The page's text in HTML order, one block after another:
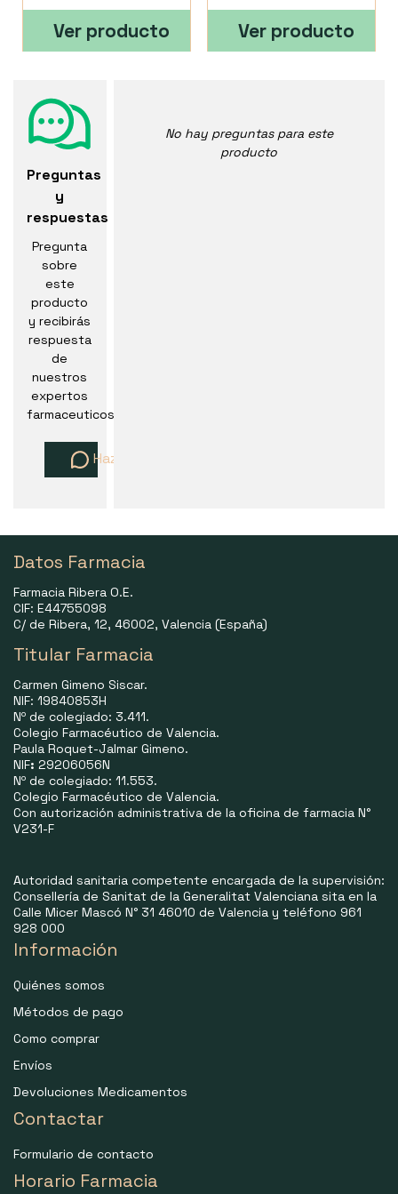
Ver producto Ver producto
Preguntas
y
respuestas
Pregunta
sobre
este
producto
y recibirás
respuesta
de
nuestros
expertos
farmaceuticos
Haz una pregunta
No hay preguntas para este
producto
Datos Farmacia
Farmacia Ribera O.E.
CIF: E44755098
C/ de Ribera, 12, 46002, Valencia (España)
Titular Farmacia
Carmen Gimeno Siscar.
NIF: 19840853H
Nº de colegiado: 3.411.
Colegio Farmacéutico de Valencia.
Paula Roquet-Jalmar Gimeno.
NIF: 29206056N
Nº de colegiado: 11.553.
Colegio Farmacéutico de Valencia.
Con autorización administrativa de la oficina de farmacia N°
V231-F
Autoridad sanitaria competente encargada de la supervisión:
Consellería de Sanitat de la Generalitat Valenciana sita en la
Calle Micer Mascó N° 31 46010 de Valencia y teléfono 961
928 000
Información
Quiénes somos
Métodos de pago
Como comprar
Envíos
Devoluciones Medicamentos
Contactar
Formulario de contacto
Horario Farmacia